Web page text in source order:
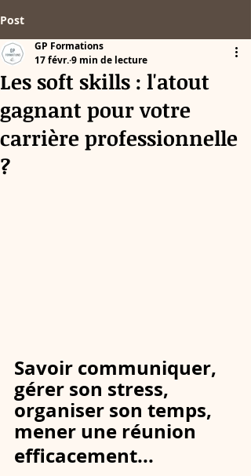
Post
Les soft skills : l'atout
gagnant pour votre
carrière professionnelle
?
GP Formations
17 févr.9 min de lecture
Savoir communiquer,
gérer son stress,
organiser son temps,
mener une réunion
efficacement...